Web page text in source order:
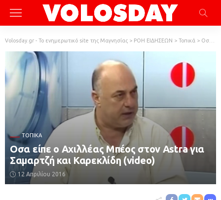
Volosday.gr - Το ενημερωτικό site της Μαγνησίας > ΡΟΗ ΕΙΔΗΣΕΩΝ > Τοπικά > Οσα είπε ο Αχιλλέας Μπέος στον Astra για Σαμαρτζή και Καρεκλίδη (video)
ΤΟΠΙΚΆ
Οσα είπε ο Αχιλλέας Μπέος στον Astra για
Σαμαρτζή και Καρεκλίδη (video)
12 Απριλίου 2016